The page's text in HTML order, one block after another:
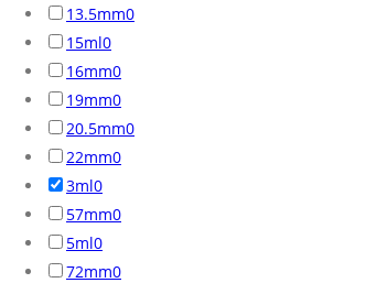
13.5mm0
15ml0
16mm0
19mm0
20.5mm0
22mm0
3ml0
57mm0
5ml0
72mm0